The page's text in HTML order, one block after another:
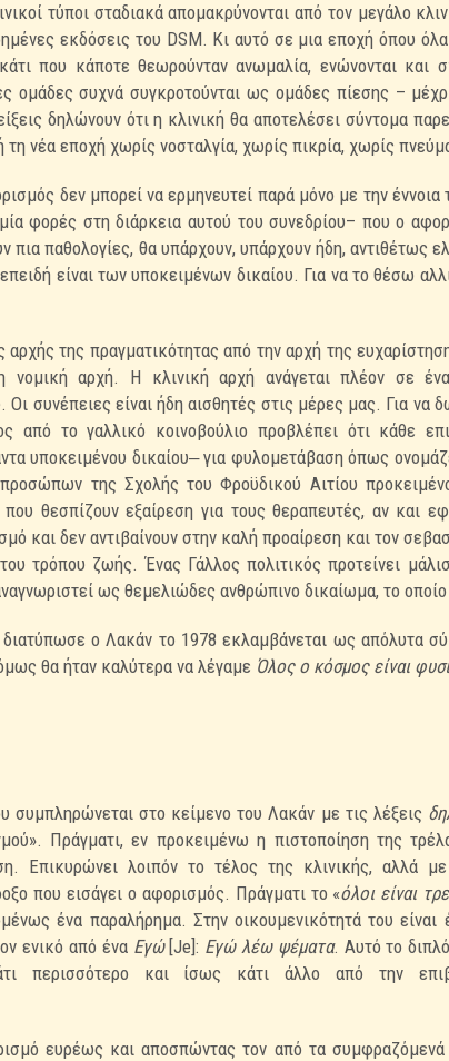
τύποι σταδιακά απομακρύνονται από τον μεγάλο
εκδόσεις του DSM. Κι αυτό σε μια εποχή όπου
που κάποτε θεωρούνταν ανωμαλία, ενώνονται και
ομάδες συχνά συγκροτούνται ως ομάδες πίεσης –
δηλώνουν ότι η κλινική θα αποτελέσει σύντομα
νέα εποχή χωρίς νοσταλγία, χωρίς πικρία, χωρίς
δεν μπορεί να ερμηνευτεί παρά μόνο με την
μία φορές στη διάρκεια αυτού του συνεδρίου– που ο
πια παθολογίες, θα υπάρχουν, υπάρχουν ήδη,αντιθέτως
είναι των υποκειμένων δικαίου. Για να το θέσω
αρχής της πραγματικότητας από τηναρχή της
νομική αρχή. Η κλινική αρχή ανάγεται πλέον σε
συνέπειες είναι ήδη αισθητές στις μέρες μας. Για να
από το γαλλικό κοινοβούλιο προβλέπει ότι κάθε
υποκειμένου δικαίου‒ για φυλομετάβαση όπως
της Σχολής του Φροϋδικού Αιτίου
που θεσπίζουνεξαίρεση για τους θεραπευτές, αν και
και δεν αντιβαίνουν στην καλή προαίρεση και τον
τρόπου ζωής. Ένας Γάλλος πολιτικόςπροτείνει
ως θεμελιώδες ανθρώπινο δικαίωμα, το
ο Λακάν το 1978 εκλαμβάνεται ως απόλυτα
θα ήταν καλύτερα να λέγαμε Όλος ο κόσμος είναι
συμπληρώνεται στο κείμενο του Λακάν με τις λέξεις
Πράγματι, εν προκειμένω η πιστοποίηση της
Επικυρώνει λοιπόν το τέλος της κλινικής, αλλά
που εισάγει ο αφορισμός. Πράγματι το «όλοι είναι
ένα παραλήρημα. Στην οικουμενικότητά του
ενικό από ένα Εγώ[Je]: Εγώ λέω ψέματα. Αυτό το
περισσότερο και ίσως κάτι άλλο από την
ευρέως και αποσπώντας τον από τα συμφραζόμενά